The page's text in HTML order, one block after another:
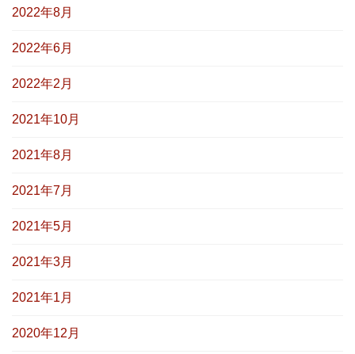
2022年8月
2022年6月
2022年2月
2021年10月
2021年8月
2021年7月
2021年5月
2021年3月
2021年1月
2020年12月